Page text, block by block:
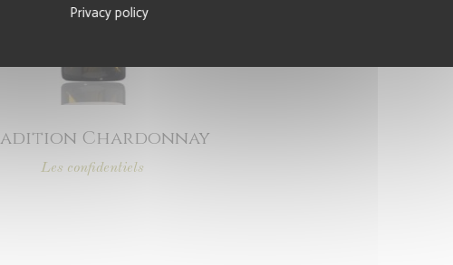
Chardonnay
Les confidentiels
Privacy policy